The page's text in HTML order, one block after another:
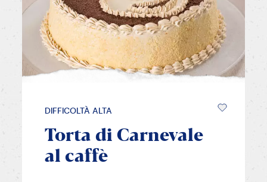
DIFFICOLTÀ ALTA
Torta di Carnevale
al caffè